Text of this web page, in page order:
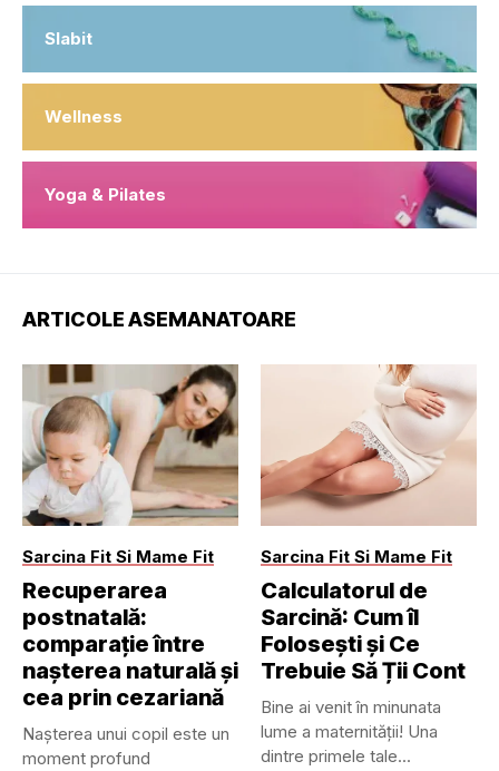
Slabit
Wellness
Yoga & Pilates
ARTICOLE ASEMANATOARE
Sarcina Fit Si Mame Fit
Recuperarea
postnatală:
comparație între
nașterea naturală și
cea prin cezariană
Nașterea unui copil este un
moment profund
Sarcina Fit Si Mame Fit
Calculatorul de
Sarcină: Cum îl
Folosești și Ce
Trebuie Să Ții Cont
Bine ai venit în minunata
lume a maternității! Una
dintre primele tale...